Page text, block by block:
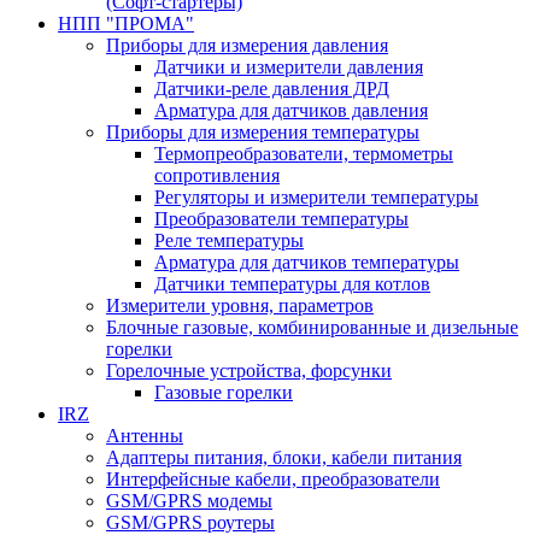
НПП "ПРОМА"
Приборы для измерения давления
Датчики и измерители давления
Датчики-реле давления ДРД
Арматура для датчиков давления
Приборы для измерения температуры
Термопреобразователи, термометры
сопротивления
Регуляторы и измерители температуры
Преобразователи температуры
Реле температуры
Арматура для датчиков температуры
Датчики температуры для котлов
Измерители уровня, параметров
Блочные газовые, комбинированные и дизельные
горелки
Горелочные устройства, форсунки
Газовые горелки
IRZ
Антенны
Адаптеры питания, блоки, кабели питания
Интерфейсные кабели, преобразователи
GSM/GPRS модемы
GSM/GPRS роутеры